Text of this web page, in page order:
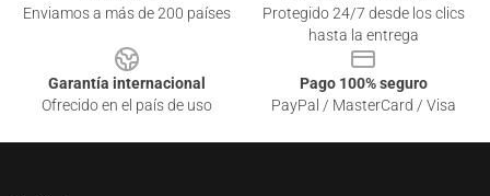
Enviamos a más de 200 países
Protegido 24/7 desde los clics
hasta la entrega
Garantía internacional
Ofrecido en el país de uso
Pago 100% seguro
PayPal / MasterCard / Visa